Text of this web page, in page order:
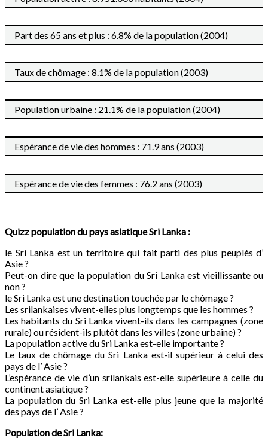
Part des 65 ans et plus : 6.8% de la population (2004)
Taux de chômage : 8.1% de la population (2003)
Population urbaine : 21.1% de la population (2004)
Espérance de vie des hommes : 71.9 ans (2003)
Espérance de vie des femmes : 76.2 ans (2003)
Quizz population du pays asiatique Sri Lanka :
le Sri Lanka est un territoire qui fait parti des plus peuplés d’
Asie ?
Peut-on dire que la population du Sri Lanka est vieillissante ou
non ?
le Sri Lanka est une destination touchée par le chômage ?
Les srilankaises vivent-elles plus longtemps que les hommes ?
Les habitants du Sri Lanka vivent-ils dans les campagnes (zone
rurale) ou résident-ils plutôt dans les villes (zone urbaine) ?
La population active du Sri Lanka est-elle importante ?
Le taux de chômage du Sri Lanka est-il supérieur à celui des
pays de l’ Asie ?
L’espérance de vie d’un srilankais est-elle supérieure à celle du
continent asiatique ?
La population du Sri Lanka est-elle plus jeune que la majorité
des pays de l’ Asie ?
Population deSri Lanka: